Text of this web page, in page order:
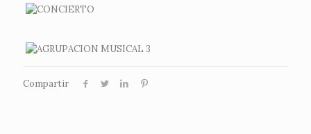
Compartir